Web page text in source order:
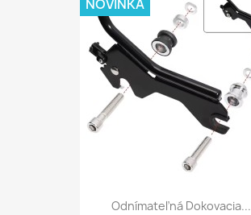
Odnímateľná Dokovacia...
NOVINKA